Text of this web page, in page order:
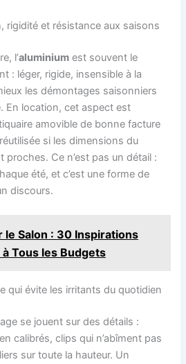
rigidité et résistance aux saisons
l’aluminium est souvent le
: léger, rigide, insensible à la
les démontages saisonniers
En location, cet aspect est
amovible de bonne facture
si les dimensions du
Ce n’est pas un détail :
été, et c’est une forme de
discours.
le Salon : 30 Inspirations
Tous les Budgets
qui évite les irritants du quotidien
se jouent sur des détails :
calibrés, clips qui n’abîment pas
sur toute la hauteur. Un